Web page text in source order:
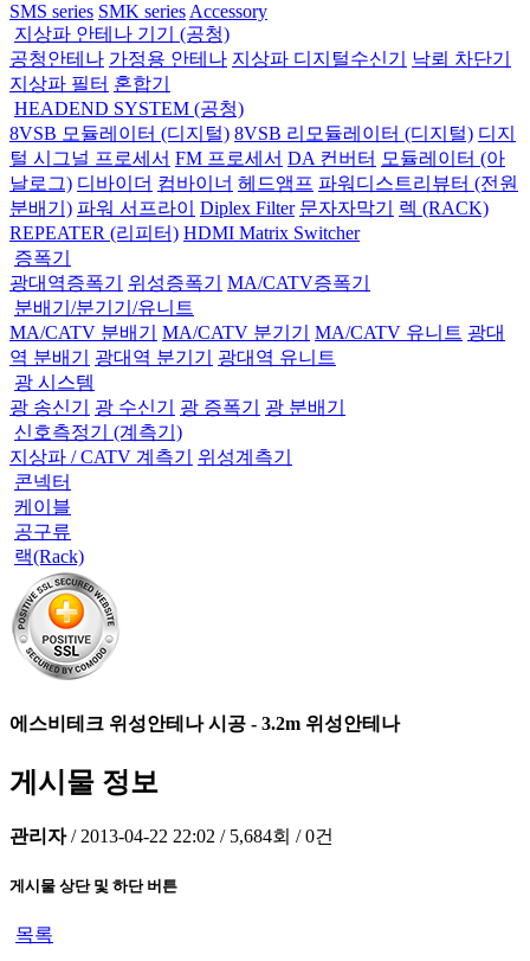
SMS series SMK series Accessory
지상파 안테나 기기 (공청)
공청안테나 가정용 안테나 지상파 디지털수신기
낙뢰 차단기
지상파 필터 혼합기
HEADEND SYSTEM (공청)
8VSB 모듈레이터 (디지털) 8VSB 리모듈레이터 (디지털) 디지
털 시그널 프로세서 FM 프로세서 DA 컨버터 모듈레이터 (아
날로그) 디바이더 컴바이너 헤드앰프 파워디스트리뷰터 (전원
분배기) 파워 서프라이 Diplex Filter 문자자막기
렉 (RACK)
REPEATER (리피터) HDMI Matrix Switcher
증폭기
광대역증폭기
위성증폭기
MA/CATV증폭기
분배기/분기기/유니트
MA/CATV 분배기
MA/CATV 분기기 MA/CATV 유니트 광대
역 분배기
광대역 분기기
광대역 유니트
광 시스템
광 송신기
광 수신기 광 증폭기
광 분배기
신호측정기 (계측기)
지상파 / CATV 계측기
위성계측기
콘넥터
케이블
공구류
랙(Rack)
에스비테크 위성안테나 시공 - 3.2m 위성안테나
게시물 정보
관리자 / 2013-04-22 22:02 / 5,684회 / 0건
게시물 상단 및 하단 버튼
목록